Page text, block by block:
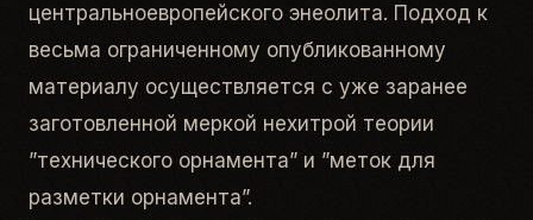
центральноевропейского энеолита. Подход к
весьма ограниченному опубликованному
материалу осуществляется с уже заранее
заготовленной меркой нехитрой теории
”технического орнамента” и ”меток для
разметки орнамента”.